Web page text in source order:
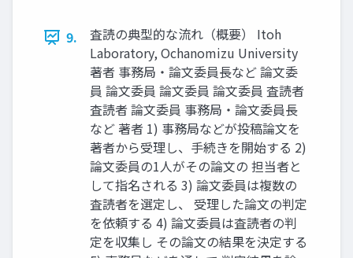
9.
査読の典型的な流れ（概要） Itoh
Laboratory, Ochanomizu University
著者 事務局・論文委員長など 論文委
員 論文委員 論文委員 論文委員 査読者
査読者 論文委員 事務局・論文委員長
など 著者 1) 事務局などが投稿論文を
著者から受理し、手続きを開始する 2)
論文委員の1人がその論文の 担当者と
して指名される 3) 論文委員は複数の
査読者を選定し、 受理した論文の判定
を依頼する 4) 論文委員は査読者の判
定を収集し その論文の結果を決定する